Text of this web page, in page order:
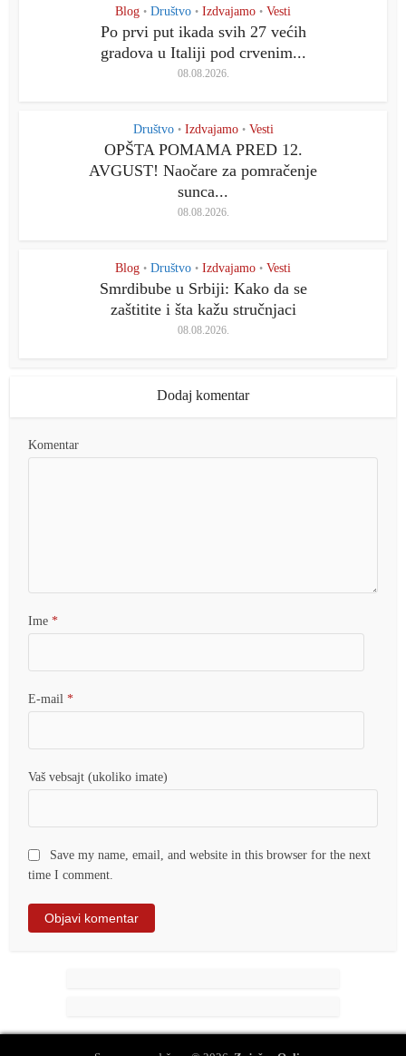
Blog • Društvo • Izdvajamo • Vesti
Po prvi put ikada svih 27 većih
gradova u Italiji pod crvenim...
08.08.2026.
Društvo • Izdvajamo • Vesti
OPŠTA POMAMA PRED 12.
AVGUST! Naočare za pomračenje
sunca...
08.08.2026.
Blog • Društvo • Izdvajamo • Vesti
Smrdibube u Srbiji: Kako da se
zaštitite i šta kažu stručnjaci
08.08.2026.
Dodaj komentar
Komentar
Ime*
E-mail*
Vaš vebsajt (ukoliko imate)
Save my name, email, and website in this browser for the next
time I comment.